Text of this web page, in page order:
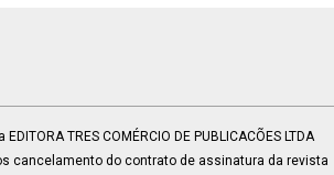
TRES COMÉRCIO DE PUBLICACÕES LTDA
cancelamento do contrato de assinatura da revista